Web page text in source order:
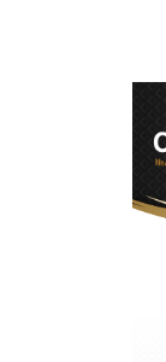
услуги
полной